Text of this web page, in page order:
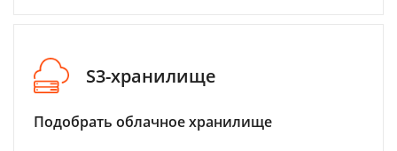
S3-хранилище
Подобрать облачное хранилище